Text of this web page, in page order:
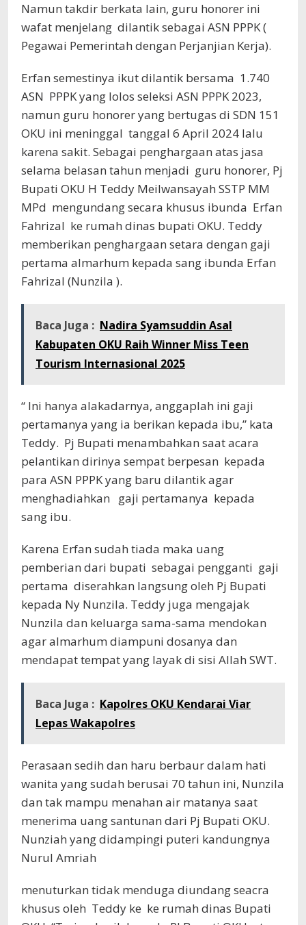
Namun takdir berkata lain, guru honorer ini
wafat menjelang dilantik sebagai ASN PPPK (
Pegawai Pemerintah dengan Perjanjian Kerja).
Erfan semestinya ikut dilantik bersama 1.740
ASN PPPK yang lolos seleksi ASN PPPK 2023,
namun guru honorer yang bertugas di SDN 151
OKU ini meninggal tanggal 6 April 2024 lalu
karena sakit. Sebagai penghargaan atas jasa
selama belasan tahun menjadi guru honorer, Pj
Bupati OKU H Teddy Meilwansayah SSTP MM
MPd mengundang secara khusus ibunda Erfan
Fahrizal ke rumah dinas bupati OKU. Teddy
memberikan penghargaan setara dengan gaji
pertama almarhum kepada sang ibunda Erfan
Fahrizal (Nunzila ).
Baca Juga : Nadira Syamsuddin Asal
Kabupaten OKU Raih Winner Miss Teen
Tourism Internasional 2025
“ Ini hanya alakadarnya, anggaplah ini gaji
pertamanya yang ia berikan kepada ibu,” kata
Teddy. Pj Bupati menambahkan saat acara
pelantikan dirinya sempat berpesan kepada
para ASN PPPK yang baru dilantik agar
menghadiahkan gaji pertamanya kepada
sang ibu.
Karena Erfan sudah tiada maka uang
pemberian dari bupati sebagai pengganti gaji
pertama diserahkan langsung oleh Pj Bupati
kepada Ny Nunzila. Teddy juga mengajak
Nunzila dan keluarga sama-sama mendokan
agar almarhum diampuni dosanya dan
mendapat tempat yang layak di sisi Allah SWT.
Baca Juga : Kapolres OKU Kendarai Viar
Lepas Wakapolres
Perasaan sedih dan haru berbaur dalam hati
wanita yang sudah berusai 70 tahun ini, Nunzila
dan tak mampu menahan air matanya saat
menerima uang santunan dari Pj Bupati OKU.
Nunziah yang didampingi puteri kandungnya
Nurul Amriah
menuturkan tidak menduga diundang seacra
khusus oleh Teddy ke ke rumah dinas Bupati